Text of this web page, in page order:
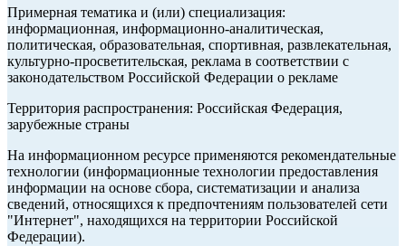
Примерная тематика и (или) специализация:
информационная, информационно-аналитическая,
политическая, образовательная, спортивная, развлекательная,
культурно-просветительская, реклама в соответствии с
законодательством Российской Федерации о рекламе
Территория распространения: Российская Федерация,
зарубежные страны
На информационном ресурсе применяются рекомендательные
технологии (информационные технологии предоставления
информации на основе сбора, систематизации и анализа
сведений, относящихся к предпочтениям пользователей сети
"Интернет", находящихся на территории Российской
Федерации).